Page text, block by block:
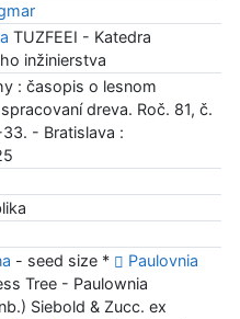
TUZFEEI - Katedra
inžinierstva
: časopis o lesnom
dreva. Roč. 81, č.
- Bratislava :
- seed size *
Paulovnia
Tree - Paulownia
Siebold & Zucc. ex